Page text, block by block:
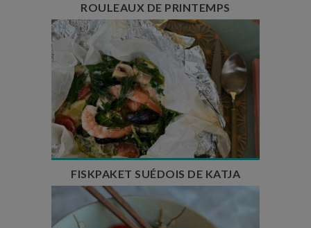
ROULEAUX DE PRINTEMPS
Temps de préparation : 30 min
Temps de cuisson : 15-20 min
Nombre de couverts : 4
FISKPAKET SUÉDOIS DE KATJA